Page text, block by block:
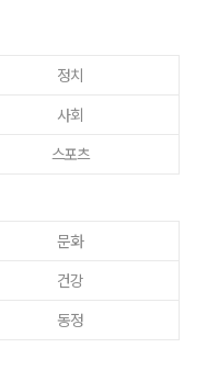
정치
사회
스포츠
문화
건강
동정